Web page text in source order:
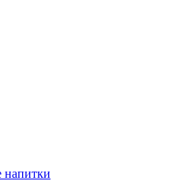
напитки